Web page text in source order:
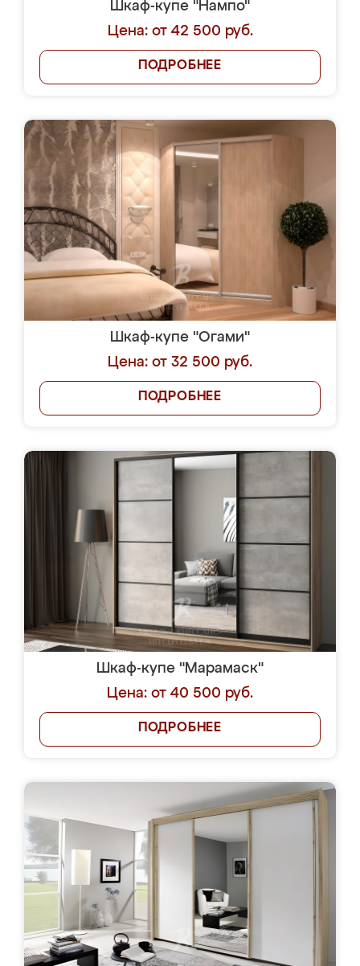
Шкаф-купе "Нампо"
Цена: от 42 500 руб.
ПОДРОБНЕЕ
Шкаф-купе "Огами"
Цена: от 32 500 руб.
ПОДРОБНЕЕ
Шкаф-купе "Марамаск"
Цена: от 40 500 руб.
ПОДРОБНЕЕ